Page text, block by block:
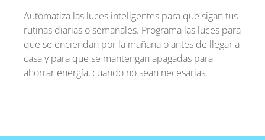
Automatiza las luces inteligentes para que sigan tus
rutinas diarias o semanales. Programa las luces para
que se enciendan por la mañana o antes de llegar a
casa y para que se mantengan apagadas para
ahorrar energía, cuando no sean necesarias.